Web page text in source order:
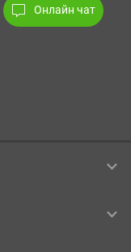
Онлайн чат